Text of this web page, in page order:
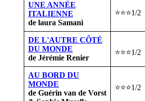
UNE ANNÉE
ITALIENNE
de laura Samani
⭐⭐⭐1/2
DE L'AUTRE CÔTÉ
DU MONDE
de Jérémie Renier
⭐⭐⭐1/2
AU BORD DU
MONDE
de Guérin van de Vorst
⭐⭐⭐1/2